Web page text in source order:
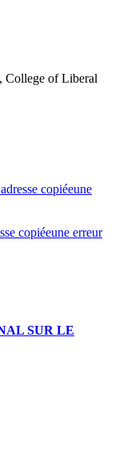
College of Liberal
adresse copiéeune
copiéeune erreur
SUR LE